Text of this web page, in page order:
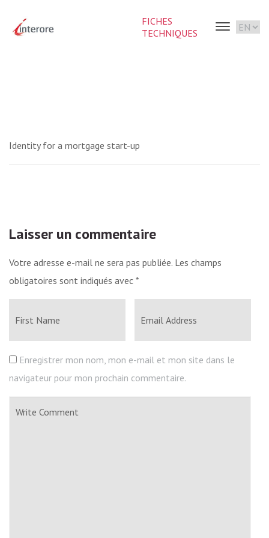
FICHES
TECHNIQUES
Identity for a mortgage start-up
Laisser un commentaire
Votre adresse e-mail ne sera pas publiée. Les champs
obligatoires sont indiqués avec *
Enregistrer mon nom, mon e-mail et mon site dans le
navigateur pour mon prochain commentaire.